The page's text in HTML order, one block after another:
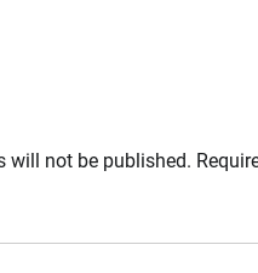
will not be published.